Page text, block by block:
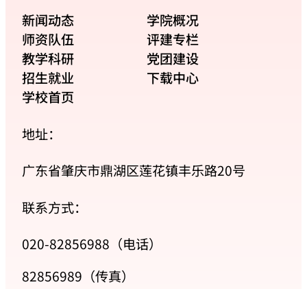
地址：
广东省肇庆市鼎湖区莲花镇丰乐路20号
联系方式：
020-82856988（电话）
82856989（传真）
新闻动态
学院概况
师资队伍
评建专栏
教学科研
党团建设
招生就业
下载中心
学校首页